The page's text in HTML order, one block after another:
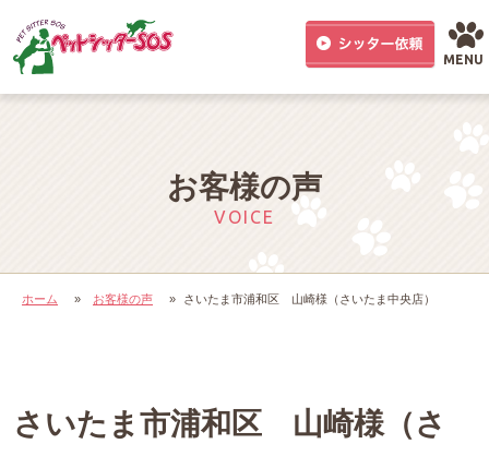
MENU
お客様の声
VOICE
ホーム » お客様の声 » さいたま市浦和区 山崎様（さいたま中央店）
さいたま市浦和区 山崎様（さ